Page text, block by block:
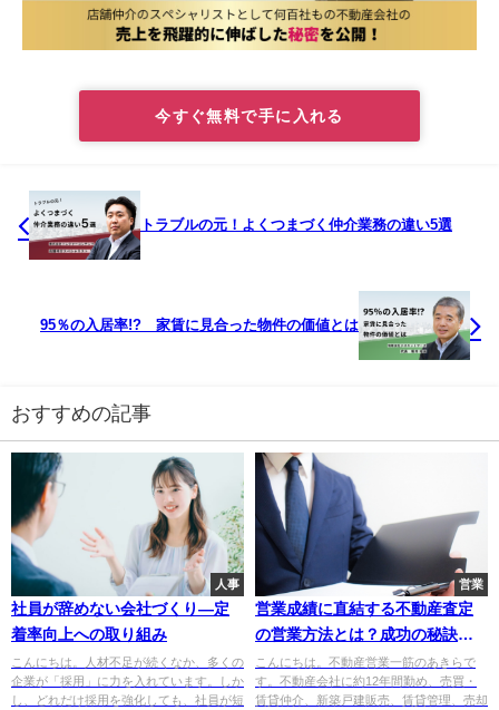
今すぐ無料で手に入れる
トラブルの元！よくつまづく仲介業務の違い5選
95％の入居率!? 家賃に見合った物件の価値とは
おすすめの記事
人事
社員が辞めない会社づくり—定
着率向上への取り組み
こんにちは。人材不足が続くなか、多くの
企業が「採用」に力を入れています。しか
し、どれだけ採用を強化しても、社員が短
営業
営業成績に直結する不動産査定
の営業方法とは？成功の秘訣を
不動産営業歴12年の営業マンが
紹介します
こんにちは。不動産営業一筋のあきらで
す。不動産会社に約12年間勤め、売買・
賃貸仲介、新築戸建販売、賃貸管理、売却